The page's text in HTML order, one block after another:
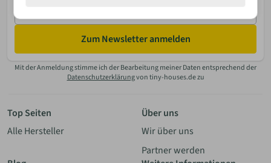
Mail
Zum Newsletter anmelden
Mit der Anmeldung stimme ich der Bearbeitung meiner Daten entsprechend der
Datenschutzerklärungvon tiny-houses.de zu
Top Seiten
Alle Hersteller
Über uns
Wir über uns
Partner werden